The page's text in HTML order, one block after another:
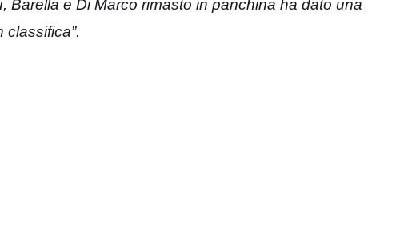
e Di Marco rimasto in panchina ha dato una